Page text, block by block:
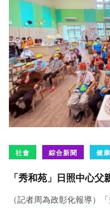
社會 綜合新聞 健康
「秀和苑」日照中心父
（記者周為政彰化報導）